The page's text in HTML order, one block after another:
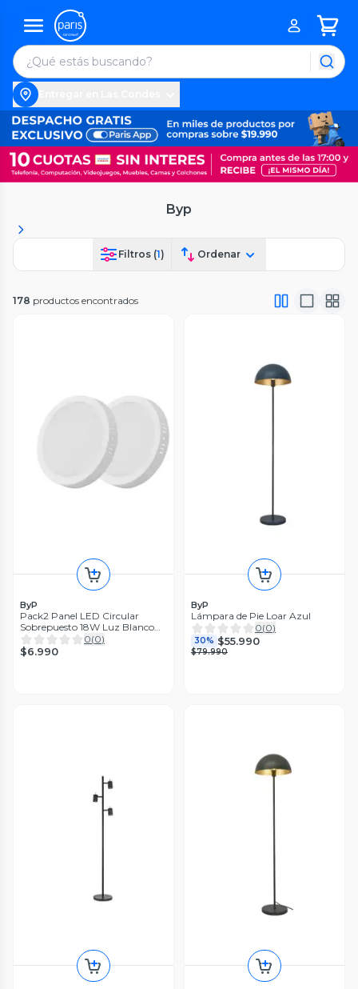
Byp
Filtros (1) Ordenar
178 productos encontrados
ByP
Pack2 Panel LED Circular
Sobrepuesto 18W Luz Blanco
Frio D17
0(0)
$6.990
ByP
Lámpara de Pie Loar Azul
0(0)
30% $55.990
$79.990